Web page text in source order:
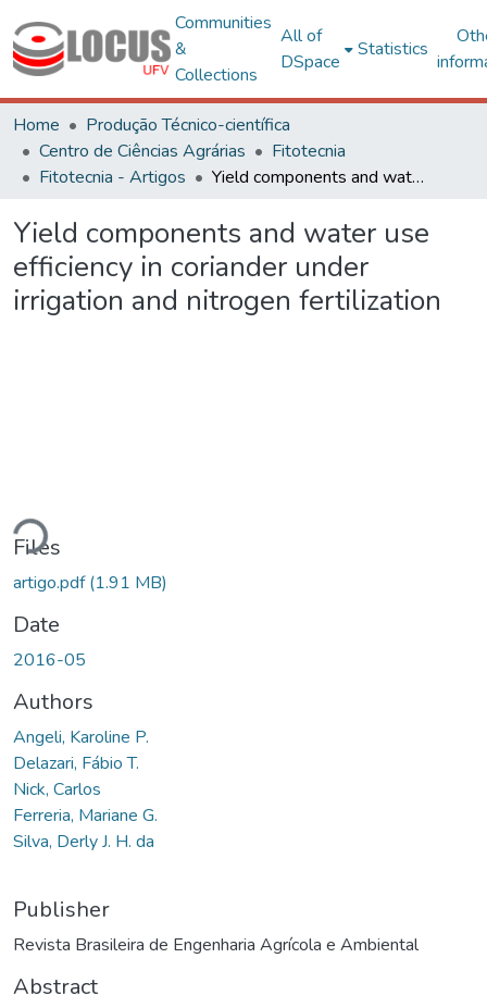
Communities
&
Collections
All of
DSpace
Statistics
Home
Produção Técnico-científica
Centro de Ciências Agrárias
Fitotecnia
Fitotecnia - Artigos
Yield components and water use efficiency in coriander under irrigation and nitrogen fertilization
Yield components and water use
efficiency in coriander under
irrigation and nitrogen fertilization
Files
artigo.pdf(1.91 MB)
Date
2016-05
Authors
Angeli, Karoline P.
Delazari, Fábio T.
Nick, Carlos
Ferreria, Mariane G.
Silva, Derly J. H. da
Publisher
Revista Brasileira de Engenharia Agrícola e Ambiental
Abstract